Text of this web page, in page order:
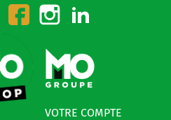
Facebook-CMO
Facebook-DMO
Instagram
VOTRE COMPTE